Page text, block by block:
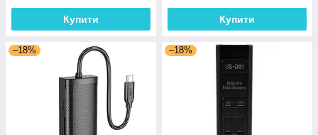
Купити Купити
–18% –18%